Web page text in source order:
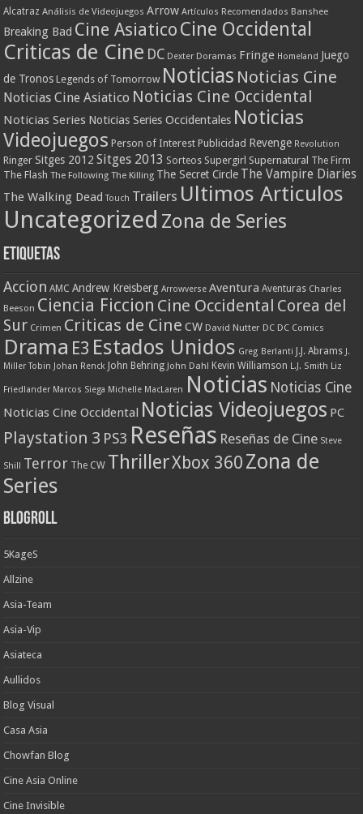
Alcatraz Análisis de Videojuegos Arrow Artículos Recomendados Banshee
Breaking Bad Cine AsiaticoCine Occidental
Criticas de Cine DC Dexter Doramas Fringe Homeland Juego
de Tronos Legends of Tomorrow Noticias Noticias Cine
Noticias Cine Asiatico Noticias Cine Occidental
Noticias Series Noticias Series Occidentales Noticias
Videojuegos Person of Interest Publicidad Revenge Revolution
Ringer Sitges 2012 Sitges 2013 Sorteos Supergirl Supernatural The Firm
The Flash The Following The Killing The Secret Circle The Vampire Diaries
The Walking Dead Touch Trailers Ultimos Articulos
Uncategorized Zona de Series
Etiquetas
Accion AMC Andrew Kreisberg Arrowverse Aventura Aventuras Charles
Beeson Ciencia Ficcion Cine Occidental Corea del
Sur Crimen Criticas de Cine CW David Nutter DC DC Comics
Drama E3 Estados Unidos Greg Berlanti J.J. Abrams J.
Miller Tobin
Johan Renck John Behring John Dahl Kevin Williamson L.J. Smith Liz
Friedlander Marcos Siega Michelle MacLaren Noticias Noticias Cine
Noticias Cine Occidental Noticias Videojuegos PC
Playstation 3 PS3 Reseñas Reseñas de Cine Steve
Shill Terror The CW ThrillerXbox 360 Zona de
Series
Blogroll
5KageS
Allzine
Asia-Team
Asia-Vip
Asiateca
Aullidos
Blog Visual
Casa Asia
Chowfan Blog
Cine Asia Online
Cine Invisible